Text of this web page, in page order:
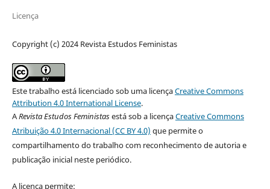
Licença
Copyright (c) 2024 Revista Estudos Feministas
Este trabalho está licenciado sob uma licençaCreative Commons
Attribution 4.0 International License.
ARevista Estudos Feministasestá sob a licençaCreative Commons
Atribuição 4.0 Internacional (CC BY 4.0) que permite o
compartilhamento do trabalho com reconhecimento de autoria e
publicação inicial neste periódico.
A licença permite: